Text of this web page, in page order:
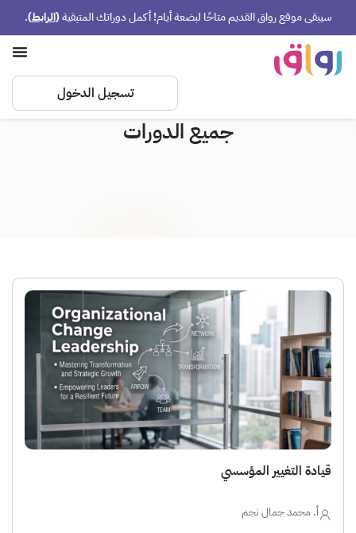
سيبقى موقع رواق القديم متاحًا لبضعة أيام! أكمل دوراتك المتبقية(الرابط)
.
تسجيل الدخول
جميع الدورات
قيادة التغيير المؤسسي
أ. محمد جمال نجم